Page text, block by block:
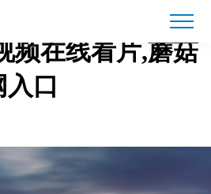
费下载,蘑菇TV免
频在线看片,蘑菇
口